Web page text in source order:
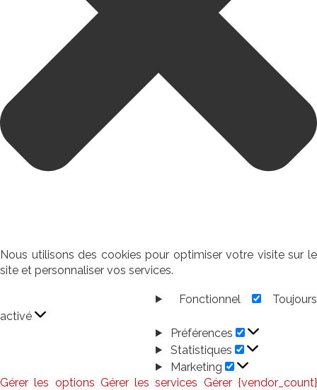
Nous utilisons des cookies pour optimiser votre visite sur le
site et personnaliser vos services.
Fonctionnel
Toujours
activé
Préférences
Statistiques
Marketing
Gérer les options Gérer les services Gérer {vendor_count}